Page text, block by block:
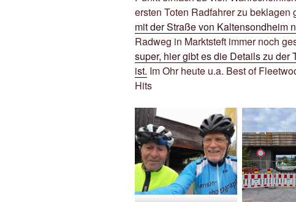
ersten Toten Radfahrer zu beklagen
mit der Straße von Kaltensondheim
Radweg in Marktsteft immer noch
super, hier gibt es die Details zu der
ist. Im Ohr heute u.a. Best of
Hits